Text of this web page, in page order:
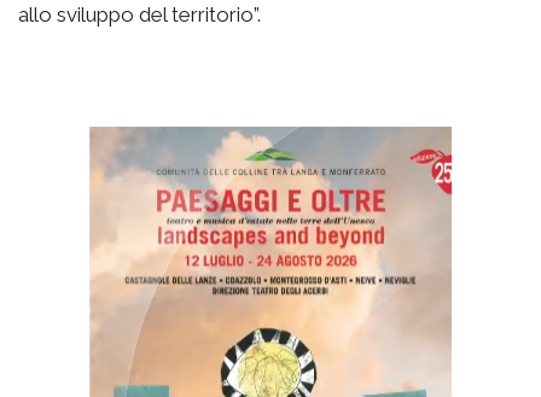
allo sviluppo del territorio”.